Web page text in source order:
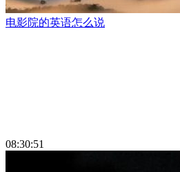
电影院的英语怎么说
08:30:51